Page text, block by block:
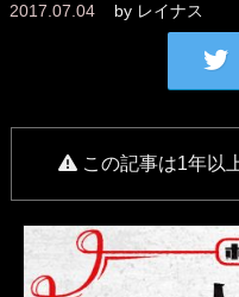
2017.07.04 by レイナス
この記事は1年以